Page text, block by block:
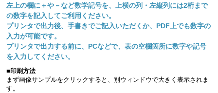
左上の欄に＋や－など数学記号を、上横の列・左縦列には2桁まで
の数字を記入してご利用ください。
プリンタで出力後、手書きでご記入いただくか、PDF上でも数字の
入力が可能です。
プリンタで出力する前に、PCなどで、表の空欄箇所に数字や記号
を入力してください。
■印刷方法
まず画像サンプルをクリックすると、別ウィンドウで大きく表示されま
す。